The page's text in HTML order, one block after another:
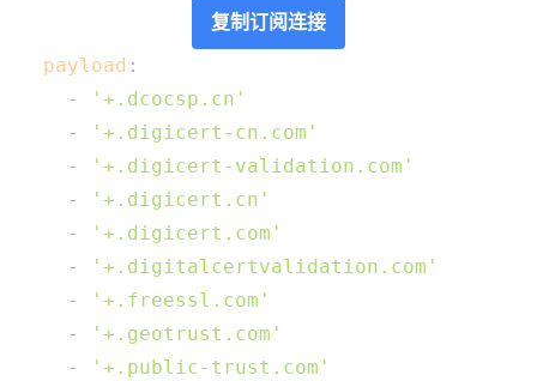
复制订阅连接
payload :
-
'+.dcocsp.cn'
-
'+.digicert-cn.com'
-
'+.digicert-validation.com'
-
'+.digicert.cn'
-
'+.digicert.com'
-
'+.digitalcertvalidation.com'
-
'+.freessl.com'
-
'+.geotrust.com'
-
'+.public-trust.com'